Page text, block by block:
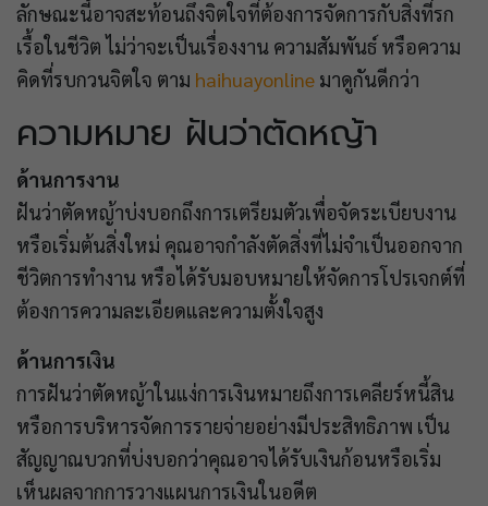
ลักษณะนี้อาจสะท้อนถึงจิตใจที่ต้องการจัดการกับสิ่งที่รก
เรื้อในชีวิต ไม่ว่าจะเป็นเรื่องงาน ความสัมพันธ์ หรือความ
คิดที่รบกวนจิตใจ ตาม haihuayonline มาดูกันดีกว่า
ความหมาย ฝันว่าตัดหญ้า
ด้านการงาน
ฝันว่าตัดหญ้าบ่งบอกถึงการเตรียมตัวเพื่อจัดระเบียบงาน
หรือเริ่มต้นสิ่งใหม่ คุณอาจกำลังตัดสิ่งที่ไม่จำเป็นออกจาก
ชีวิตการทำงาน หรือได้รับมอบหมายให้จัดการโปรเจกต์ที่
ต้องการความละเอียดและความตั้งใจสูง
ด้านการเงิน
การฝันว่าตัดหญ้าในแง่การเงินหมายถึงการเคลียร์หนี้สิน
หรือการบริหารจัดการรายจ่ายอย่างมีประสิทธิภาพ เป็น
สัญญาณบวกที่บ่งบอกว่าคุณอาจได้รับเงินก้อนหรือเริ่ม
เห็นผลจากการวางแผนการเงินในอดีต